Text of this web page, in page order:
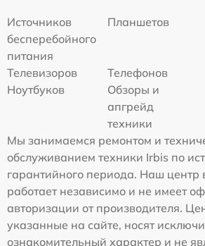
Источников
бесперебойного
питания
Планшетов
Телевизоров
Телефонов
Ноутбуков
Обзоры и
апгрейд
техники
Мы занимаемся ремонтом и
обслуживанием техники Irbis по
гарантийного периода. Наш центр
работает независимо и не имеет
авторизации от производителя.
указанные на сайте, носят
ознакомительный характер и не